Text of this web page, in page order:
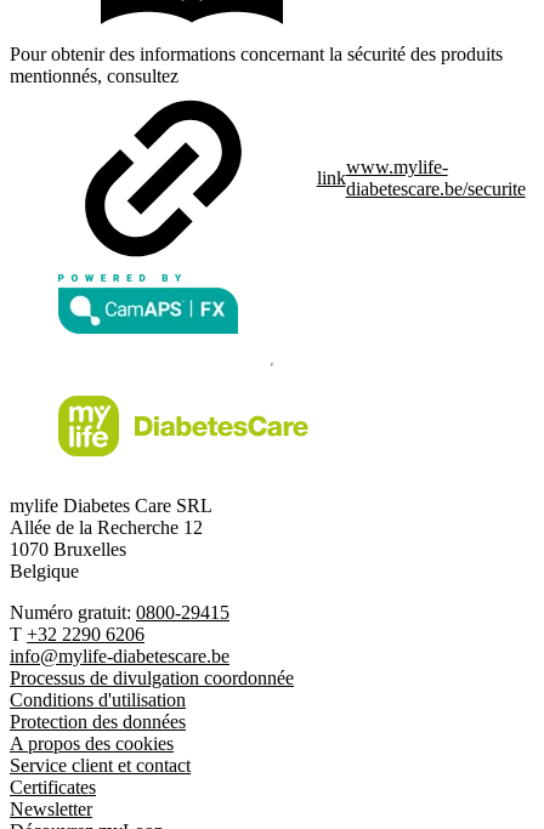
Pour obtenir des informations concernant la sécurité des produits
mentionnés, consultez
link
www.mylife-
diabetescare.be/securite
mylife Diabetes Care SRL
Allée de la Recherche 12
1070 Bruxelles
Belgique
Numéro gratuit: 0800-29415
T +32 2290 6206
info@mylife-diabetescare.be
Processus de divulgation coordonnée
Conditions d'utilisation
Protection des données
A propos des cookies
Service client et contact
Certificates
Newsletter